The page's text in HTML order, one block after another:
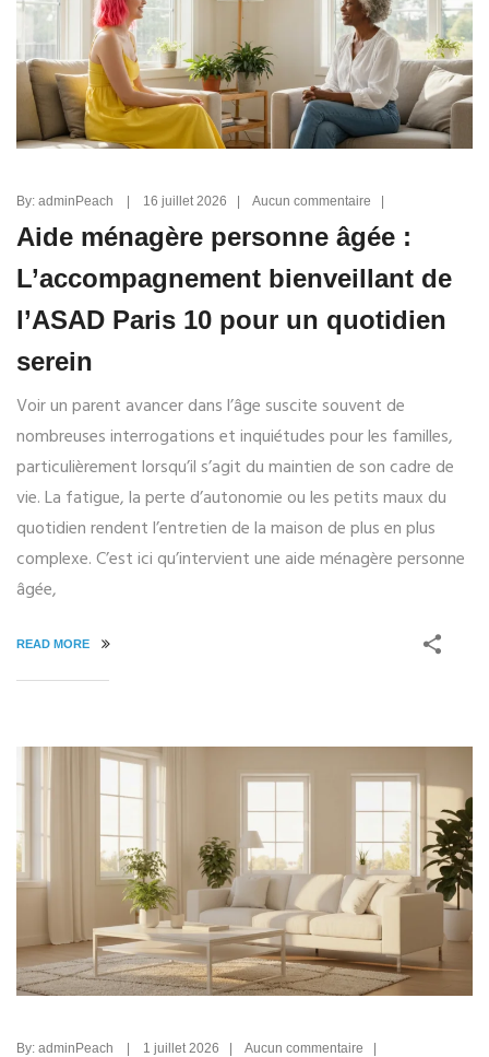
By: adminPeach | 16 juillet 2026 | Aucun commentaire |
Aide ménagère personne âgée :
L’accompagnement bienveillant de
l’ASAD Paris 10 pour un quotidien
serein
Voir un parent avancer dans l’âge suscite souvent de
nombreuses interrogations et inquiétudes pour les familles,
particulièrement lorsqu’il s’agit du maintien de son cadre de
vie. La fatigue, la perte d’autonomie ou les petits maux du
quotidien rendent l’entretien de la maison de plus en plus
complexe. C’est ici qu’intervient une aide ménagère personne
âgée,
READ MORE
By: adminPeach | 1 juillet 2026 | Aucun commentaire |